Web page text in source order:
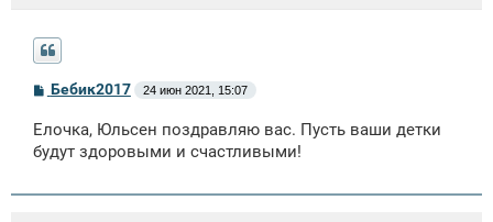
С
б
щ
е
и
Бебик2017 24 июн 2021, 15:07
Елочка, Юльсен поздравляю вас. Пусть ваши детки
будут здоровыми и счастливыми!